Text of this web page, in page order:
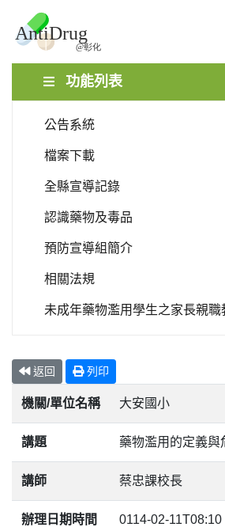
功能列表
公告系統
檔案下載
全縣宣導記錄
認識藥物及毒品
預防宣導組簡介
相關法規
未成年藥物濫用學生之家長親職
返回 列印
機關/單位名稱 大安國小
講題 藥物濫用的定義與
講師 蔡忠課校長
辦理日期時間 0114-02-11T08:10